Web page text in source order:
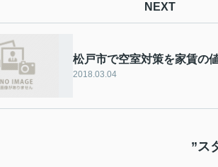
NEXT
松戸市で空室対策を家賃の
2018.03.04
”ス